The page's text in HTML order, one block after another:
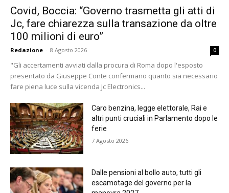
Covid, Boccia: “Governo trasmetta gli atti di
Jc, fare chiarezza sulla transazione da oltre
100 milioni di euro”
Redazione - 8 Agosto 2026 0
"Gli accertamenti avviati dalla procura di Roma dopo l'esposto
presentato da Giuseppe Conte confermano quanto sia necessario
fare piena luce sulla vicenda Jc Electronics...
Caro benzina, legge elettorale, Rai e
altri punti cruciali in Parlamento dopo le
ferie
7 Agosto 2026
Dalle pensioni al bollo auto, tutti gli
escamotage del governo per la